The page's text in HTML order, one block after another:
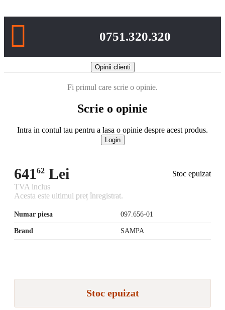
0751.320.320
Opinii clienti
Fi primul care scrie o opinie.
Scrie o opinie
Intra in contul tau pentru a lasa o opinie despre acest produs.
Login
64162 Lei
Stoc epuizat
TVA inclus
Acesta este ultimul preț înregistrat.
Numar piesa 097.656-01
Brand SAMPA
Stoc epuizat